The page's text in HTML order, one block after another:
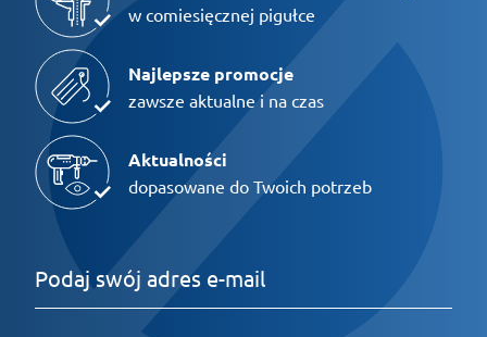
w comiesięcznej pigułce
Najlepsze promocje
zawsze aktualne i na czas
Aktualności
dopasowane do Twoich potrzeb